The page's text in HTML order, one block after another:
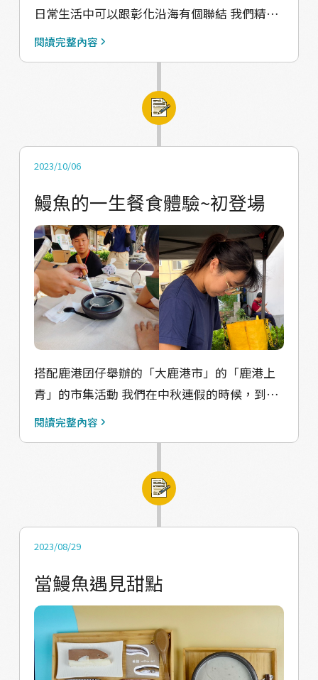
日常生活中可以跟彰化沿海有個聯結 我們精心
設計了許多可愛小物，今天要介紹的是圖片的
我們在這週到了彰化鐵路醫院-高賓閣布展了 之
的蚵仔擴香石，還有花園鰻羊毛氈、鰻魚骨頭
望能夠過這些可愛小物~可以療癒日常工作的疲
憊。
閱讀完整內容
2023/10/06
鰻魚的一生餐食體驗~初登場
搭配鹿港囝仔舉辦的「大鹿港市」的「鹿港上
青」的市集活動 我們在中秋連假的時候，到鹿
港龍山寺廣場 舉辦我們《鰻魚的一生餐食體
變黃鰻～我們利用牛奶和巧克力雪花糕來模擬
黃鰻的體色（嘴部有點戽斗、尾部尖尖的） 再
意）、顆粒狀飼料（巧克力脆穀球示意）、粉
鰻)～雪花糕白色的部分變深了！成熟的銀鰻除
了體色變化 眼睛也變大了！這也是要開始洄游
回海洋了~ 一段從淡水到鹹水的艱辛過程，最
後端上的這杯鹹檸檬果醬加冷泡茶，示意鰻魚
即將要面對成年人去探險的苦澀及未知大海的
閱讀完整內容
2023/08/29
當鰻魚遇見甜點